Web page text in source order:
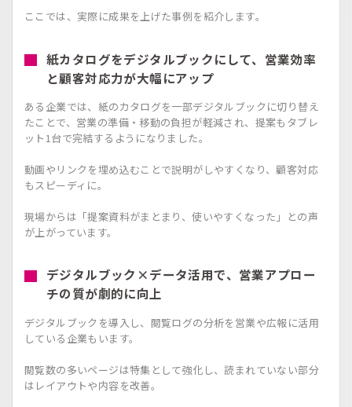
ここでは、実際に成果を上げた事例を紹介します。
紙カタログをデジタルブックにして、営業効率
と顧客対応力が大幅にアップ
ある企業では、紙のカタログを一部デジタルブックに切り替え
たことで、営業の準備・移動の負担が軽減され、提案もタブレ
ット1台で完結するようになりました。
動画やリンクを埋め込むことで説明がしやすくなり、顧客対応
もスピーディに。
現場からは「提案資料がまとまり、使いやすくなった」との声
が上がっています。
デジタルブック×データ活用で、営業アプロー
チの質が劇的に向上
デジタルブックを導入し、閲覧ログの分析を営業や広報に活用
している企業もいます。
閲覧数の多いページは特集として強化し、読まれていない部分
はレイアウトや内容を改善。